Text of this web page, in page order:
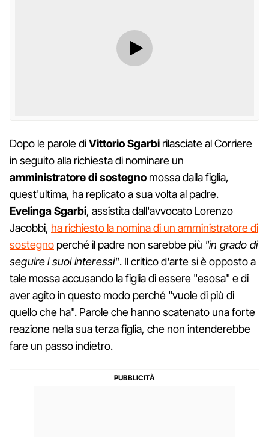
Dopo le parole diVittorio Sgarbi rilasciate al Corriere
in seguito alla richiesta di nominare un
amministratore di sostegno mossa dalla figlia,
quest'ultima, ha replicato a sua volta al padre.
Evelinga Sgarbi, assistita dall'avvocato Lorenzo
Jacobbi, ha richiesto la nomina di un amministratore di
sostegno perché il padre non sarebbe più "in grado di
seguire i suoi interessi". Il critico d'arte si è opposto a
tale mossa accusando la figlia di essere "esosa" e di
aver agito in questo modo perché "vuole di più di
quello che ha". Parole che hanno scatenato una forte
reazione nella sua terza figlia, che non intenderebbe
fare un passo indietro.